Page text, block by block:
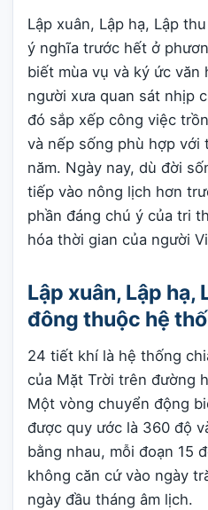
Lập xuân, Lập hạ, Lập
ý nghĩa trước hết ở
biết mùa vụ và ký ức văn
người xưa quan sát nhịp
đó sắp xếp công việc
và nếp sống phù hợp với
năm. Ngày nay, dù đời
tiếp vào nông lịch hơn
phần đáng chú ý của tri
hóa thời gian của người
Lập xuân, Lập hạ,
đông thuộc hệ
24 tiết khí là hệ thống
của Mặt Trời trên đường
Một vòng chuyển động
được quy ước là 360 độ
bằng nhau, mỗi đoạn 15
không căn cứ vào ngày
ngày đầu tháng âm lịch.